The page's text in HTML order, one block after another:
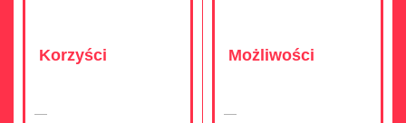
Korzyści Możliwości